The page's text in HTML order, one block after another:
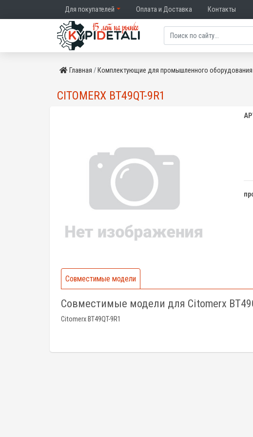
Для покупателей Оплата и Доставка Контакты
Главная Комплектующие для промышленного оборудования
CITOMERX BT49QT-9R1
Совместимые модели
Совместимые модели для Citomerx
Citomerx BT49QT-9R1